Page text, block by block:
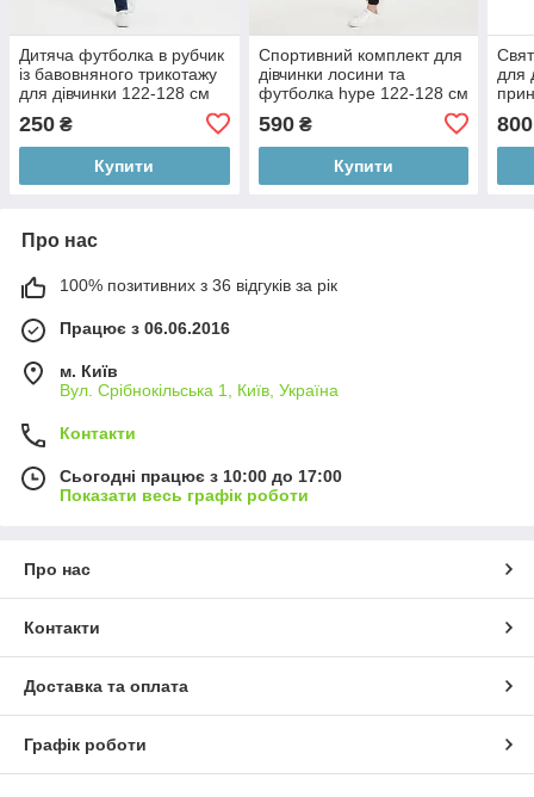
Дитяча футболка в рубчик
із бавовняного трикотажу
для дівчинки 122-128 см
250 ₴
Купити
Спортивний комплект для
дівчинки лосини та
футболка hype 122-128 см
590₴
Купити
для
800
Про нас
100% позитивних з 36 відгуків за рік
Працює з 06.06.2016
м. Київ
Вул. Срібнокільська 1, Київ, Україна
Контакти
Сьогодні працює з 10:00 до 17:00
Показати весь графік роботи
Про нас
Контакти
Доставка та оплата
Графік роботи